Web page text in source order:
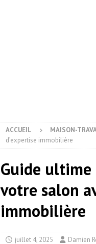
ACCUEIL MAISON-
d’expertise immobilière
Guide ultime
votre salon
immobilière
juillet 4, 2025 Damien